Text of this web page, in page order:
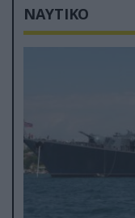
ΝΑΥΤΙΚΟ